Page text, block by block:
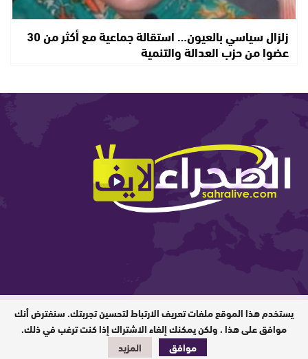
زلزال سياسي بالعيون… استقالة جماعية مع أكثر من 30
عضوا من حزب العدالة والتنمية
المدير المسؤول : ابيبك المحفوظ / جميع
الحقوق محفوظة © 2026
تصميم وبرمجة
يستخدم هذا الموقع ملفات تعريف الارتباط لتحسين تجربتك. سنفترض أنك
موافق على هذا ، ولكن يمكنك إلغاء الاشتراك إذا كنت ترغب في ذلك.
موافق
المزيد